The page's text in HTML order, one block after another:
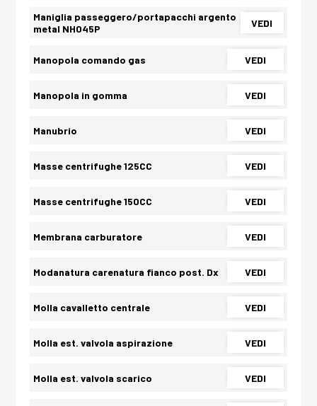
Maniglia passeggero/portapacchi argento
metal NH045P
VEDI
Manopola comando gas VEDI
Manopola in gomma VEDI
Manubrio VEDI
Masse centrifughe 125CC VEDI
Masse centrifughe 150CC VEDI
Membrana carburatore VEDI
Modanatura carenatura fianco post. Dx VEDI
Molla cavalletto centrale VEDI
Molla est. valvola aspirazione VEDI
Molla est. valvola scarico VEDI